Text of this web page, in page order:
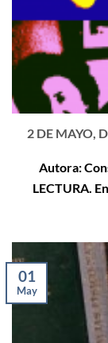
2 DE MAYO,
Autora:
LECTURA.
01
May